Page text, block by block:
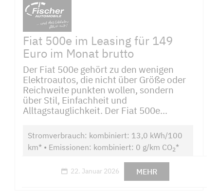
Fiat 500e im Leasing für 149
Euro im Monat brutto
Der Fiat 500e gehört zu den wenigen
Elektroautos, die nicht über Größe oder
Reichweite punkten wollen, sondern
über Stil, Einfachheit und
Alltagstauglichkeit. Der Fiat 500e...
Stromverbrauch: kombiniert: 13,0 kWh/100
km* • Emissionen: kombiniert: 0 g/km CO2*
22. Januar 2026 MEHR